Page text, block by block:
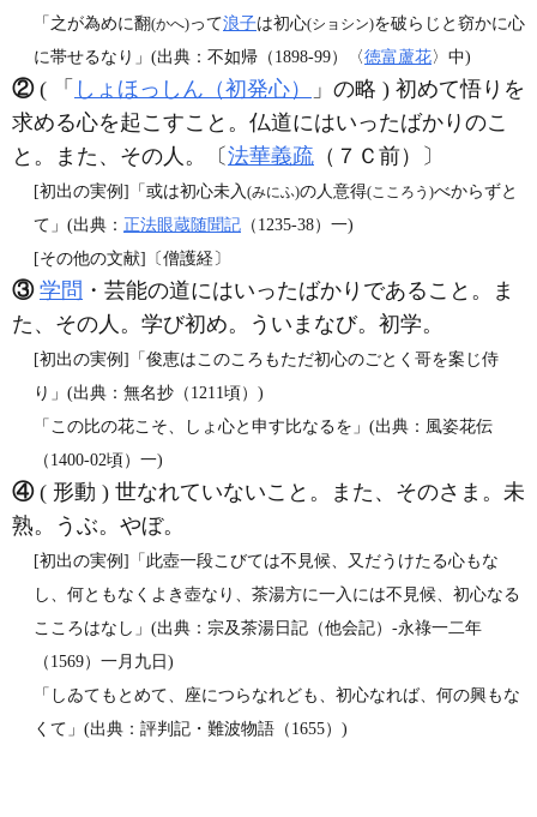
「之が為めに翻(かへ)って浪子は初心(ショシン)を破らじと窃かに心
に帯せるなり」(出典：不如帰（1898‐99）〈徳富蘆花〉中)
②( 「 しょほっしん（初発心）
」の略 ) 初めて悟りを
求める心を起こすこと。仏道にはいったばかりのこ
と。また、その人。〔法華義疏 （７Ｃ前）〕
[初出の実例]「或は初心未入 (みにふ)の人意得(こころう)べからずと
て」(出典： 正法眼蔵随聞記 （1235‐38）一)
[その他の文献]〔僧護経〕
③ 学問 ・芸能の道にはいったばかりであること。ま
た、その人。学び初め。ういまなび。初学。
[初出の実例]「俊恵はこのころもただ初心のごとく哥を案じ侍
り」(出典：無名抄（1211頃）)
「この比の花こそ、しょ心と申す比なるを」(出典：風姿花伝
（1400‐02頃）一)
④( 形動 ) 世なれていないこと。また、そのさま。未
熟。うぶ。やぼ。
[初出の実例]「此壺一段こびては不見候、又だうけたる心もな
し、何ともなくよき壺なり、茶湯方に一入には不見候、初心なる
こころはなし」(出典：宗及茶湯日記（他会記）‐永祿一二年
（1569）一月九日)
「しゐてもとめて、座につらなれども、初心なれば、何の興もな
くて」(出典：評判記・難波物語（1655）)